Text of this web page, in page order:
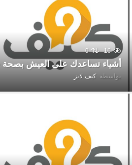
16
0
أشياء تساعدك على العيش بصحة
بواسطة كيف لابز